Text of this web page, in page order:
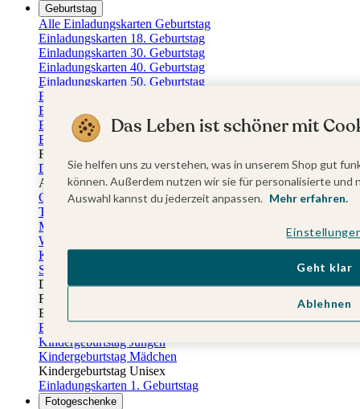
Geburtstag
Alle Einladungskarten Geburtstag
Einladungskarten 18. Geburtstag
Einladungskarten 30. Geburtstag
Einladungskarten 40. Geburtstag
Einladungskarten 50. Geburtstag
Einladungskarten 60. Geburtstag
Einladungskarten 70. Geburtstag
Einladungskarten 80. Geburtstag
Einladungskarten 90. Geburtstag
Für jedes Alter
Doppelgeburtstag Einladungen
Alle Geburtstagsextras
Gästebücher Geburtstag
Tischkarten Geburtstag
Menükarten Geburtstag
Weinetiketten Geburtstag
Kartenbox Geburtstag
Save the Date Karten
Dankeskarten Geburtstag
Fotobuch Geburtstag
Eventplattform
Einladungskarten Kindergeburtstag
Kindergeburtstag Jungen
Kindergeburtstag Mädchen
Kindergeburtstag Unisex
Einladungskarten 1. Geburtstag
Fotogeschenke
Das Leben ist schöner mit
Sie helfen uns zu verstehen, was in unserem Shop gut
können. Außerdem nutzen wir sie für personalisierte
Auswahl kannst du jederzeit anpassen. Mehr erfahren.
Ablehnen
Geht klar